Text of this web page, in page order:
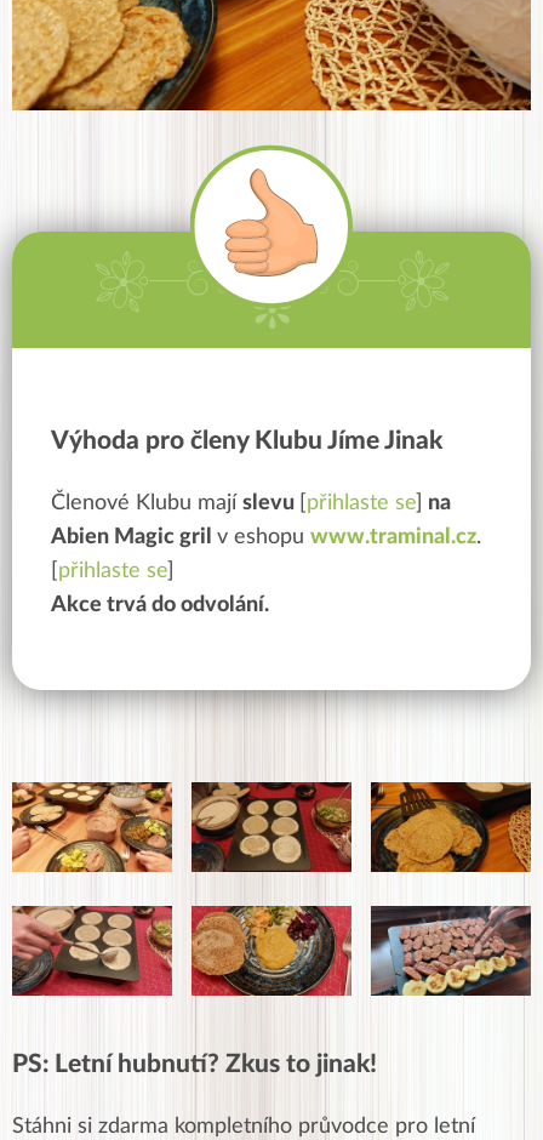
Výhoda pro členy Klubu Jíme Jinak
Členové Klubu mají slevu přihlaste se
na
Abien Magic gril v eshopu www.traminal.cz.
přihlaste se
Akce trvá do odvolání.
PS: Letní hubnutí? Zkus to jinak!
Stáhni si zdarma kompletního průvodce pro letní